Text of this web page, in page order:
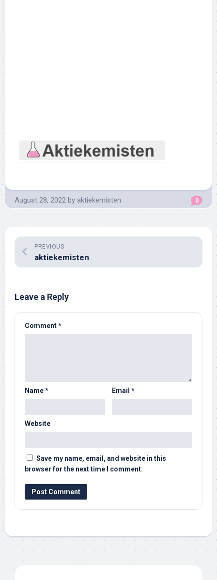
August 28, 2022 by aktiekemisten 0
PREVIOUS
aktiekemisten
Leave a Reply
Comment*
Name* Email *
Website
Save my name, email, and website in this
browser for the next time I comment.